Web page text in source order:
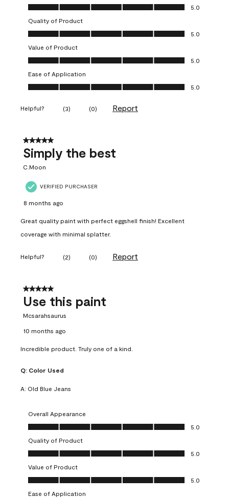
Overall Appearance, 5.0 out of 5
5.0
Quality of Product
Quality of Product, 5.0 out of 5
5.0
Value of Product
Value of Product, 5.0 out of 5
5.0
Ease of Application
Ease of Application, 5.0 out of 5
5.0
Helpful? (3) (0) Report
5 out of 5 stars.
Simply the best
C.Moon
VERIFIED PURCHASER
8 months ago
Great quality paint with perfect eggshell finish! Excellent
coverage with minimal splatter.
Helpful? (2) (0) Report
5 out of 5 stars.
Use this paint
Mcsarahsaurus
10 months ago
Incredible product. Truly one of a kind.
Q: Color Used
A: Old Blue Jeans
Overall Appearance
Overall Appearance, 5.0 out of 5
5.0
Quality of Product
Quality of Product, 5.0 out of 5
5.0
Value of Product
Value of Product, 5.0 out of 5
5.0
Ease of Application